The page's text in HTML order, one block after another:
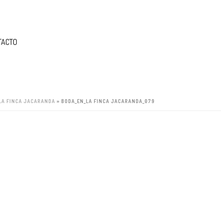
FINCA JACARANDA » BODA_EN_LA FINCA JACARANDA_079